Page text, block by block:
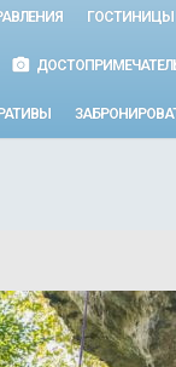
ГОСТИНИЦЫ